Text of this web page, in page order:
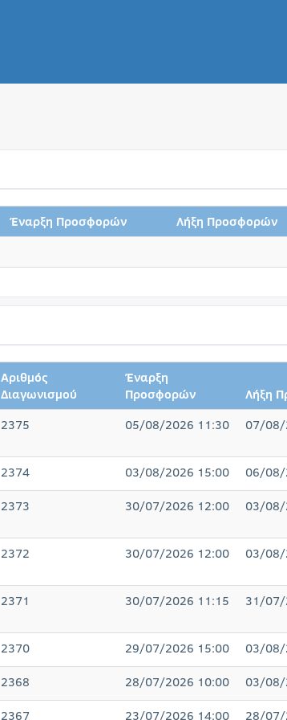
Έναρξη Προσφορών
Λήξη Προσφορών
Αριθμός
Διαγωνισμού
Έναρξη
Προσφορών
Λήξη
2375 05/08/2026 11:30 07/08/
2374 03/08/2026 15:00 06/08/
2373 30/07/2026 12:00 03/08/
2372 30/07/2026 12:00 03/08/
2371 30/07/2026 11:15 31/07/
2370 29/07/2026 15:00 03/08/
2368 28/07/2026 10:00 03/08/
2367 23/07/2026 14:00 28/07/